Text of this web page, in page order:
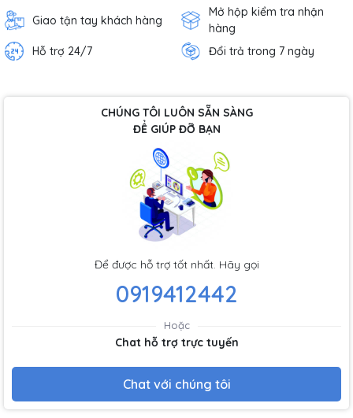
Giao tận tay khách hàng
Mở hộp kiểm tra nhận
hàng
Hỗ trợ 24/7
Đổi trả trong 7 ngày
CHÚNG TÔI LUÔN SẴN SÀNG
ĐỂ GIÚP ĐỠ BẠN
Để được hỗ trợ tốt nhất. Hãy gọi
0919412442
Hoặc
Chat hỗ trợ trực tuyến
Chat với chúng tôi